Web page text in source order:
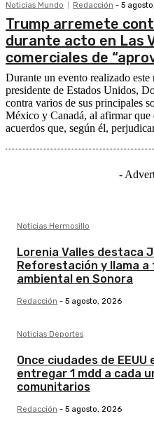
Noticias Mundo Redacción - 5
Trump arremete
durante acto en Las
comerciales de
Durante un evento realizado este
presidente de Estados Unidos,
contra varios de sus principales
México y Canadá, al afirmar que
acuerdos que, según él,
-
Noticias Hermosillo
Lorenia Valles destaca
Reforestación y llama
ambiental en Sonora
Redacción - 5 agosto, 2026
Noticias Deportes
Once ciudades de EEUU
entregar 1 mdd a cada
comunitarios
Redacción - 5 agosto, 2026